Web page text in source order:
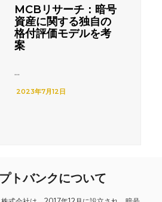
MCBリサーチ：暗号
資産に関する独自の
格付評価モデルを考
案
...
2023年7月12日
トバンクについて